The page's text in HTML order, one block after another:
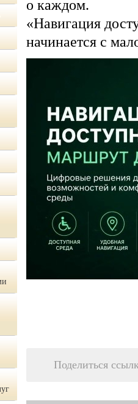
о каждом.
«Навигация
начинается с
Поделиться